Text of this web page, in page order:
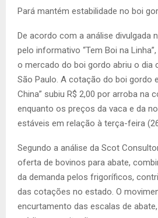
Pará mantém estabilidade no boi
De acordo com a análise divulgada
pelo informativo “Tem Boi na
o mercado do boi gordo abriu o dia
São Paulo. A cotação do boi gordo
China” subiu R$ 2,00 por arroba na
enquanto os preços da vaca e da
estáveis em relação à terça-feira
Segundo a análise da Scot
oferta de bovinos para abate,
da demanda pelos frigoríficos,
das cotações no estado. O
encurtamento das escalas de